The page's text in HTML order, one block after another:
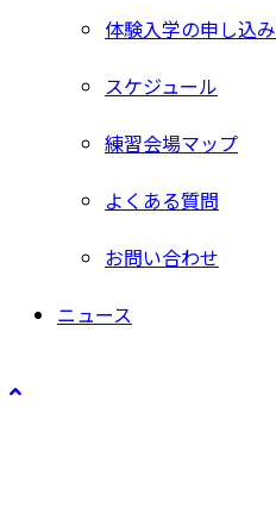
体験入学の申し込み
スケジュール
練習会場マップ
よくある質問
お問い合わせ
ニュース